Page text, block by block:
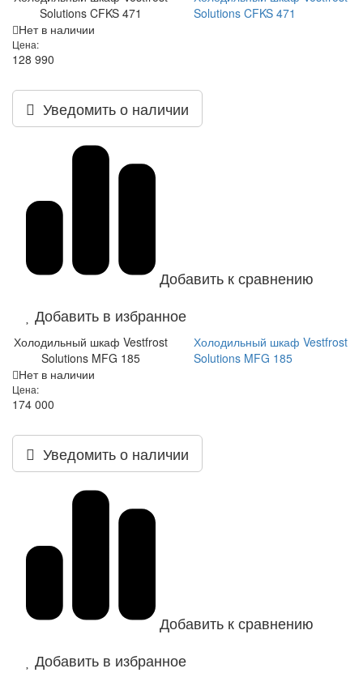
Solutions CFKS 471
Solutions CFKS 471
Нет в наличии
Цена:
128 990
Уведомить о наличии
Добавить к сравнению
Добавить в избранное
Холодильный шкаф Vestfrost
Solutions MFG 185
Холодильный шкаф Vestfrost
Solutions MFG 185
Нет в наличии
Цена:
174 000
Уведомить о наличии
Добавить к сравнению
Добавить в избранное